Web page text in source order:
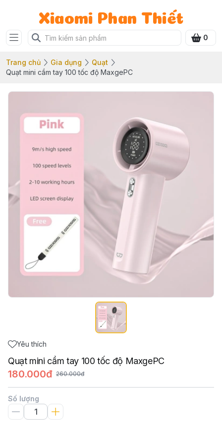
Xiaomi Phan Thiết
0
Trang chủ Gia dụng
Quạt
Quạt mini cầm tay 100 tốc độ MaxgePC
Yêu thích
Quạt mini cầm tay 100 tốc độ MaxgePC
180.000đ 260.000đ
Số lượng